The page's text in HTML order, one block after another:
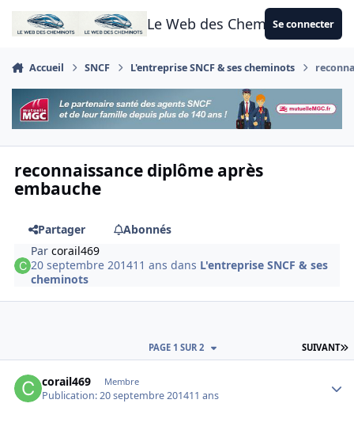
Aller au contenu
Le Web des CheminotsSe connecter
Accueil SNCF L'entreprise SNCF & ses cheminots
reconnaissance diplôme après
embauche
Partager
Abonnés
Parcorail469
20 septembre 201411 ans dans L'entreprise SNCF & ses
cheminots
SUIVANT
PAGE 1 SUR 2
corail469 Membre
Publication:20 septembre 201411 ans